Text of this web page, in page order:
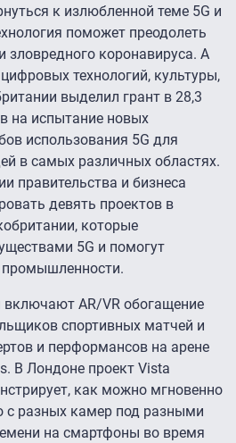
к излюбленной теме 5G и
поможет преодолеть
зловредного коронавируса. А
технологий, культуры,
выделил грант в 28,3
на испытание новых
использования 5G для
в самых различных областях.
правительства и бизнеса
девять проектов в
которые
5G и помогут
включают AR/VR обогащение
спортивных матчей и
и перформансов на арене
В Лондоне проект Vista
как можно мгновенно
с разных камер под разными
на смартфоны во время